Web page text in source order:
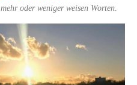
oder weniger weisen Worten.